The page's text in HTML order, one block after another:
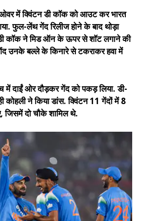
में क्विंटन डी कॉक को आउट कर भारत
फुल-लेंथ गेंद रिलीज होने के बाद थोड़ा
कॉक ने मिड ऑन के ऊपर से शॉट लगाने की
उनके बल्ले के किनारे से टकराकर हवा में
में दाईं ओर दौड़कर गेंद को पकड़ लिया. डी-
ने किया डांस. क्विंटन 11 गेंदों में 8
दो चौके शामिल थे.